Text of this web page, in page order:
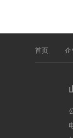
首页 企